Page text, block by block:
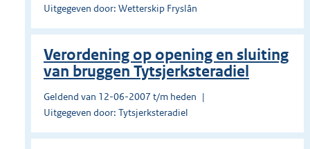
Uitgegeven door: Wetterskip Fryslân
Verordening op opening en sluiting
van bruggen Tytsjerksteradiel
Geldend van 12-06-2007 t/m heden
Uitgegeven door: Tytsjerksteradiel